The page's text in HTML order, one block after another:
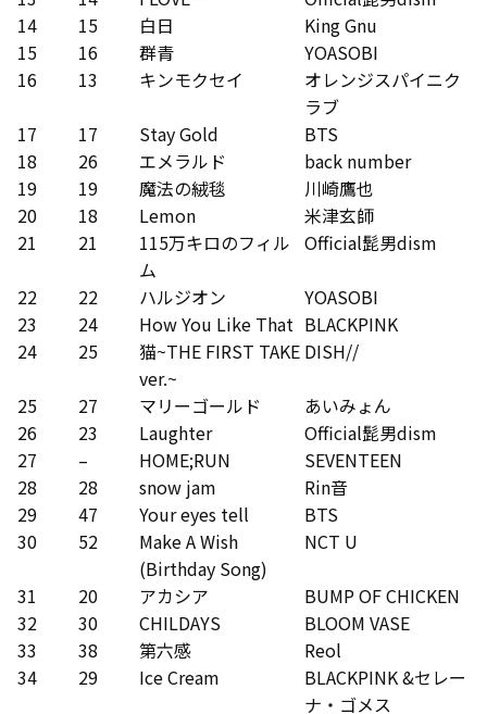
14
15 白日
King Gnu
15
16 群青
YOASOBI
16
13 キンモクセイ
オレンジスパイニク
ラブ
17
17 Stay Gold
BTS
18
26 エメラルド
back number
19
19 魔法の絨毯
川崎鷹也
20
18 Lemon
米津玄師
21
21
115万キロのフィル
ム
Official髭男dism
22 22 ハルジオン
YOASOBI
23
24 How You Like That BLACKPINK
24
25
猫~THE FIRST TAKE
ver.~
DISH//
25 27 マリーゴールド
あいみょん
26
23 Laughter
Official髭男dism
27
– HOME;RUN
SEVENTEEN
28
28 snow jam
Rin音
29
47 Your eyes tell
BTS
30
52
Make A Wish
(Birthday Song)
NCT U
31 20 アカシア
BUMP OF CHICKEN
32
30 CHILDAYS
BLOOM VASE
33
38 第六感
Reol
34
29 Ice Cream
BLACKPINK &セレー
ナ・ゴメス